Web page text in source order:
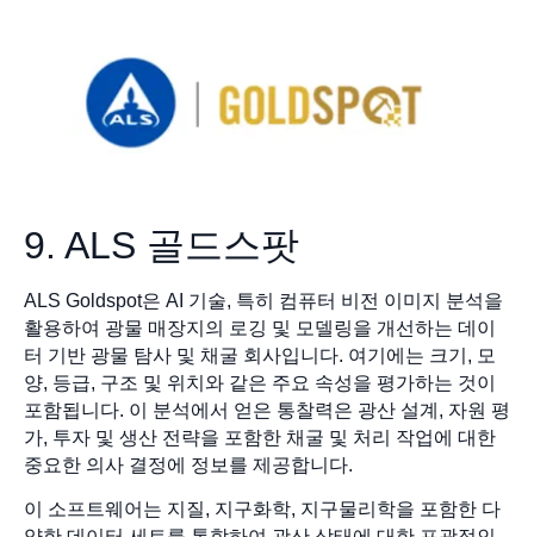
9. ALS 골드스팟
ALS Goldspot은 AI 기술, 특히 컴퓨터 비전 이미지 분석을
활용하여 광물 매장지의 로깅 및 모델링을 개선하는 데이
터 기반 광물 탐사 및 채굴 회사입니다. 여기에는 크기, 모
양, 등급, 구조 및 위치와 같은 주요 속성을 평가하는 것이
포함됩니다. 이 분석에서 얻은 통찰력은 광산 설계, 자원 평
가, 투자 및 생산 전략을 포함한 채굴 및 처리 작업에 대한
중요한 의사 결정에 정보를 제공합니다.
이 소프트웨어는 지질, 지구화학, 지구물리학을 포함한 다